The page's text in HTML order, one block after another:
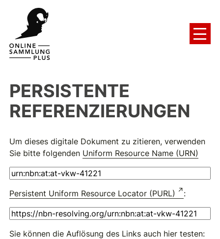
PERSISTENTE
REFERENZIERUNGEN
Um dieses digitale Dokument zu zitieren, verwenden
Sie bitte folgenden Uniform Resource Name (URN)
Persistent Uniform Resource Locator (PURL) :
Sie können die Auflösung des Links auch hier testen: